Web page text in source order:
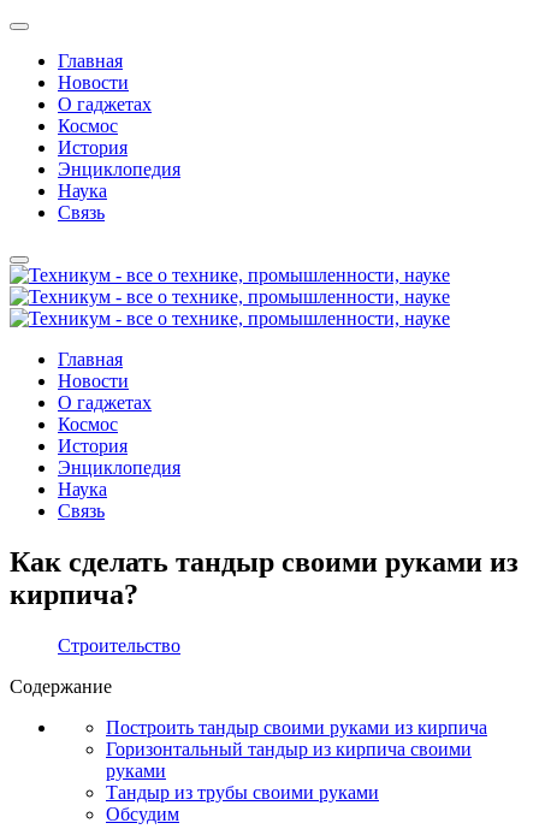
Главная
Новости
О гаджетах
Космос
История
Энциклопедия
Наука
Связь
Главная
Новости
О гаджетах
Космос
История
Энциклопедия
Наука
Связь
Как сделать тандыр своими руками из
кирпича?
Строительство
Содержание
Построить тандыр своими руками из кирпича
Горизонтальный тандыр из кирпича своими
руками
Тандыр из трубы своими руками
Обсудим